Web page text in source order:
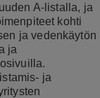
A-listalla, ja
kohti
ja vedenkäytön
ja
ja